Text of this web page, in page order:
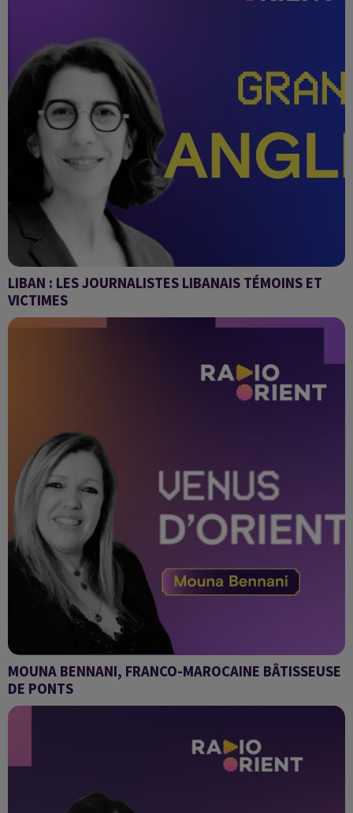
LIBAN : LES JOURNALISTES LIBANAIS TÉMOINS ET
VICTIMES
Grand Angle
MOUNA BENNANI, FRANCO-MAROCAINE BÂTISSEUSE
DE PONTS
Venus d'Orient